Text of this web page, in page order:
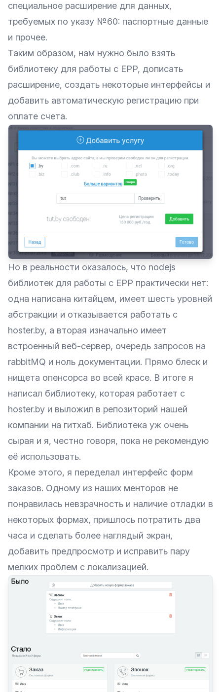
специальное расширение для данных,
требуемых по указу №60: паспортные данные
и прочее.
Таким образом, нам нужно было взять
библиотеку для работы с EPP, дописать
расширение, создать некоторые интерфейсы и
добавить автоматическую регистрацию при
оплате счета.
Но в реальности оказалось, что nodejs
библиотек для работы с EPP практически нет:
одна написана китайцем, имеет шесть уровней
абстракции и отказывается работать с
hoster.by, а вторая изначально имеет
встроенный веб-сервер, очередь запросов на
rabbitMQ и ноль документации. Прямо блеск и
нищета опенсорса во всей красе. В итоге я
написал библиотеку, которая работает с
hoster.by и выложил в репозиторий нашей
компании на гитхаб. Библиотека уж очень
сырая и я, честно говоря, пока не рекомендую
её использовать.
Кроме этого, я переделал интерфейс форм
заказов. Одному из наших менторов не
понравилась невзрачность и наличие отладки в
некоторых формах, пришлось потратить два
часа и сделать более наглядый экран,
добавить предпросмотр и исправить пару
мелких проблем с локализацией.